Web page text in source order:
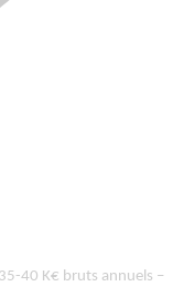
40 K€ bruts annuels –